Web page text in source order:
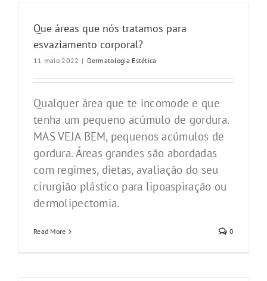
Que áreas que nós tratamos para
esvaziamento corporal?
11 maio 2022 | Dermatologia Estética
Qualquer área que te incomode e que
tenha um pequeno acúmulo de gordura.
MAS VEJA BEM, pequenos acúmulos de
gordura. Áreas grandes são abordadas
com regimes, dietas, avaliação do seu
cirurgião plástico para lipoaspiração ou
dermolipectomia.
Read More 0